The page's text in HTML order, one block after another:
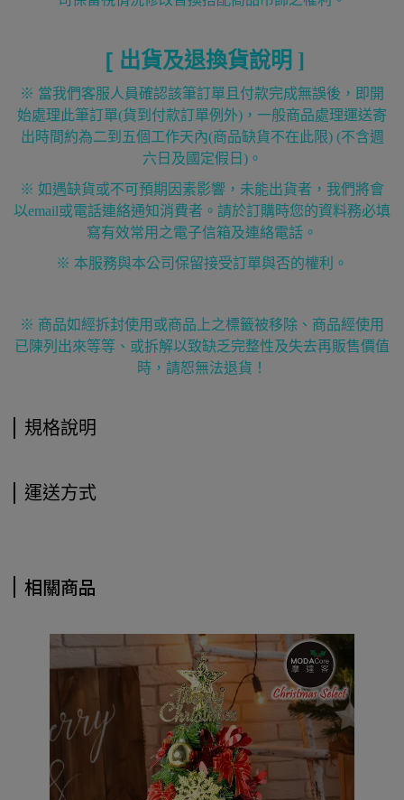
[ 出貨及退換貨說明 ]
※ 當我們客服人員確認該筆訂單且付款完成無誤後，即開
始處理此筆訂單(貨到付款訂單例外) ，一般商品處理運送寄
出時間約為二到五個工作天內(商品缺貨不在此限) (不含週
六日及國定假日 )。
※ 如遇缺貨或不可預期因素影響，未能出貨者，我們將會
以email或電話連絡通知消費者。請於訂購時您的資料務必填
寫有效常用之電子信箱及連絡電話。
※ 本服務與本公司保留接受訂單與否的權利。
※ 商品如經拆封使用或商品上之標籤被移除、商品經使用
已陳列出來等等、或拆解以致缺乏完整性及失去再販售價值
時，請恕無法退貨！
規格說明
運送方式
相關商品